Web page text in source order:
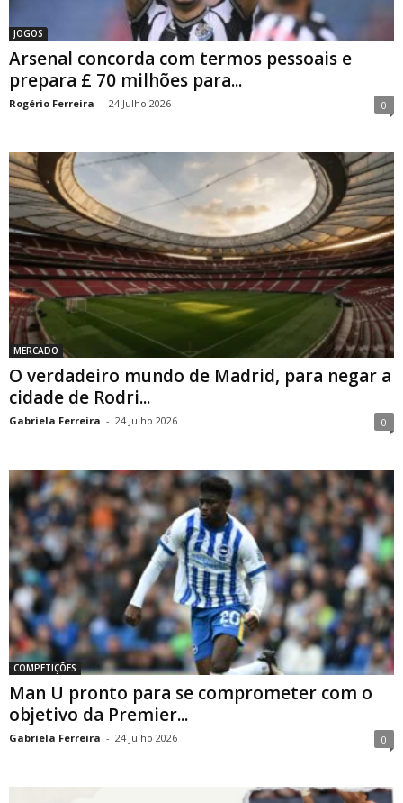
JOGOS
Arsenal concorda com termos pessoais e
prepara £ 70 milhões para...
Rogério Ferreira - 24 Julho 2026 0
MERCADO
O verdadeiro mundo de Madrid, para negar a
cidade de Rodri...
Gabriela Ferreira - 24 Julho 2026 0
COMPETIÇÕES
Man U pronto para se comprometer com o
objetivo da Premier...
Gabriela Ferreira - 24 Julho 2026 0